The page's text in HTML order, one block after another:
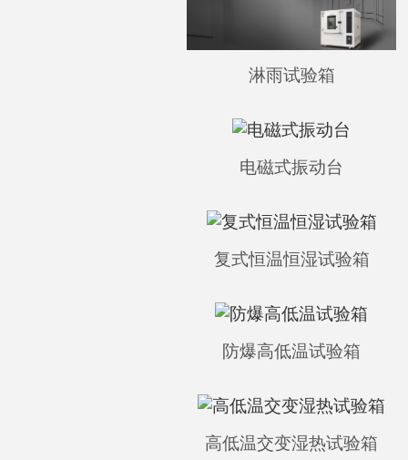
淋雨试验箱
电磁式振动台
复式恒温恒湿试验箱
防爆高低温试验箱
高低温交变湿热试验箱